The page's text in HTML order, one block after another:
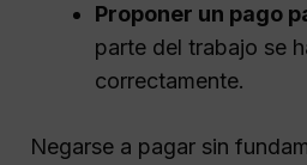
Proponer un pago
parte del trabajo se
correctamente.
Negarse a pagar sin